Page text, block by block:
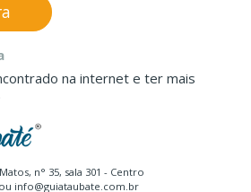
n° 35, sala 301 - Centro
info@guiataubate.com.br
na internet e ter mais